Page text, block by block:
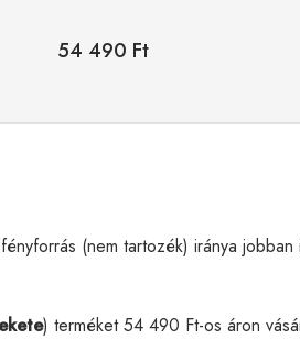
54 490 Ft
(nem tartozék) iránya jobban
) terméket 54 490 Ft-os áron